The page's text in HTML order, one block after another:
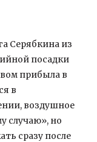
Серябкина из
посадки
прибыла в
в
воздушное
случаю», но
сразу после